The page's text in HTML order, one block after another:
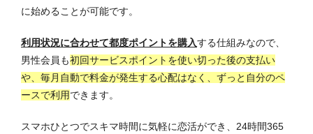
に始めることが可能です。
利用状況に合わせて都度ポイントを購入する仕組みなので、
男性会員も初回サービスポイントを使い切った後の支払い
や、毎月自動で料金が発生する心配はなく、ずっと自分のペ
ースで利用できます。
スマホひとつでスキマ時間に気軽に恋活ができ、24時間365